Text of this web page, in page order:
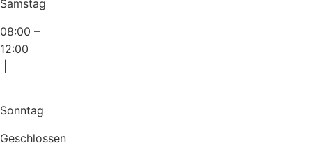
Samstag
08:00 –
12:00
Sonntag
Geschlossen